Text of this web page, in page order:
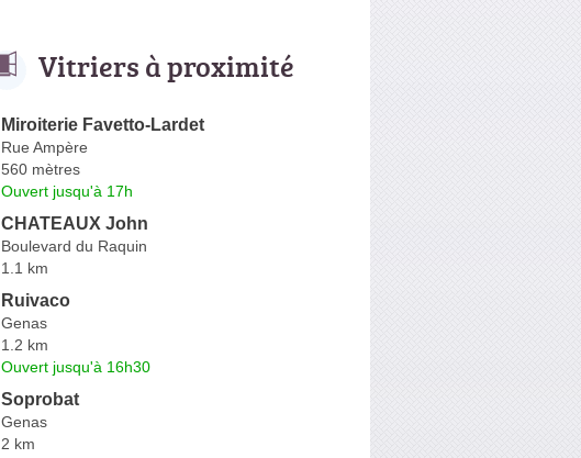
Vitriers à proximité
Miroiterie Favetto-Lardet
Rue Ampère
560 mètres
Ouvert jusqu'à 17h
CHATEAUX John
Boulevard du Raquin
1.1 km
Ruivaco
Genas
1.2 km
Ouvert jusqu'à 16h30
Soprobat
Genas
2 km